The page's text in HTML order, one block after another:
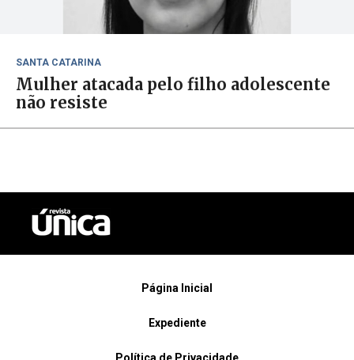
SANTA CATARINA
Mulher atacada pelo filho adolescente
não resiste
Página Inicial
Expediente